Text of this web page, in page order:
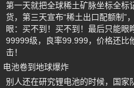
第一天就把全球稀土矿脉坐标全标
货，第三天宣布“稀土出口配额制”
眼：买不到！买不到！最后只能眼
99999级，良率99.999，价格还比
击！
电池卷到地球爆炸
别人还在研究锂电池的时候，国家